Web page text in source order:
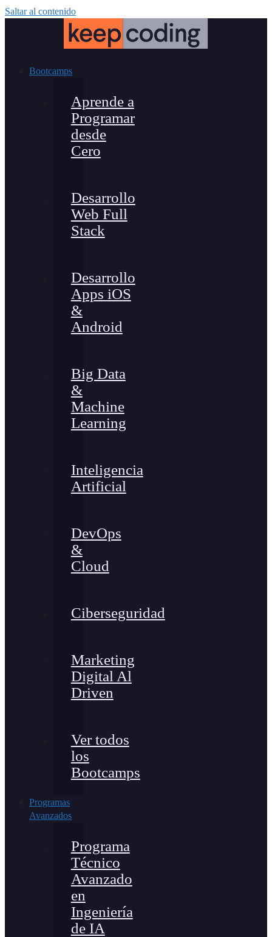
Saltar al contenido
Bootcamps
Aprende a
Programar
desde
Cero
Desarrollo
Web Full
Stack
Desarrollo
Apps iOS
&
Android
Big Data
&
Machine
Learning
Inteligencia
Artificial
DevOps
&
Cloud
Ciberseguridad
Marketing
Digital Al
Driven
Ver todos
los
Bootcamps
Programas
Avanzados
Programa
Técnico
Avanzado
en
Ingeniería
de IA